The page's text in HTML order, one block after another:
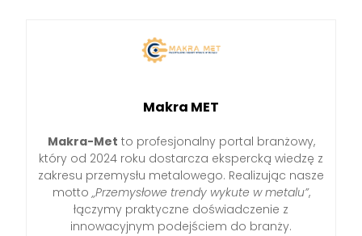
Makra MET
Makra-Met to profesjonalny portal branżowy,
który od 2024 roku dostarcza ekspercką wiedzę z
zakresu przemysłu metalowego. Realizując nasze
motto„Przemysłowe trendy wykute w metalu”,
łączymy praktyczne doświadczenie z
innowacyjnym podejściem do branży.